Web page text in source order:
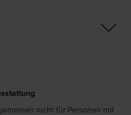
nicht für Personen mit